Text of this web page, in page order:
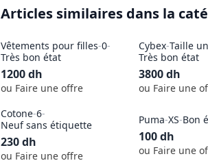
Articles similaires dans la
Vêtements pour filles-0-
Très bon état
1200dh
ou Faire une offre
Cybex-Taille
Très bon état
3800dh
ou Faire une
Cotone-6-
Neuf sans étiquette
230dh
ou Faire une offre
Puma-XS-Bon
100dh
ou Faire une